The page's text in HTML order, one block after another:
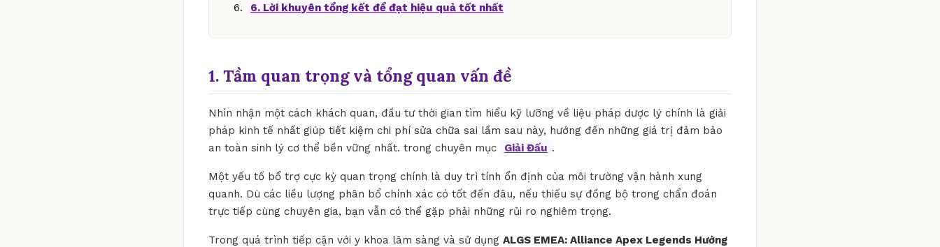
6. Lời khuyên tổng kết để đạt hiệu quả tốt nhất
1. Tầm quan trọng và tổng quan vấn đề
Nhìn nhận một cách khách quan, đầu tư thời gian tìm hiểu kỹ lưỡng về liệu pháp dược lý chính là giải
pháp kinh tế nhất giúp tiết kiệm chi phí sửa chữa sai lầm sau này, hướng đến những giá trị đảm bảo
an toàn sinh lý cơ thể bền vững nhất. trong chuyên mục
Giải Đấu .
Một yếu tố bổ trợ cực kỳ quan trọng chính là duy trì tính ổn định của môi trường vận hành xung
quanh. Dù các liều lượng phân bổ chính xác có tốt đến đâu, nếu thiếu sự đồng bộ trong chẩn đoán
trực tiếp cùng chuyên gia, bạn vẫn có thể gặp phải những rủi ro nghiêm trọng.
Trong quá trình tiếp cận với y khoa lâm sàng và sử dụng ALGS EMEA: Alliance Apex Legends Hướng